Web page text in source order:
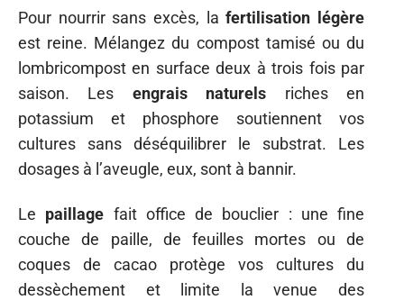
Pour nourrir sans excès, lafertilisation légère
est reine. Mélangez du compost tamisé ou du
lombricompost en surface deux à trois fois par
saison. Les engrais naturels riches en
potassium et phosphore soutiennent vos
cultures sans déséquilibrer le substrat. Les
dosages à l’aveugle, eux, sont à bannir.
Le paillage fait office de bouclier : une fine
couche de paille, de feuilles mortes ou de
coques de cacao protège vos cultures du
dessèchement et limite la venue des